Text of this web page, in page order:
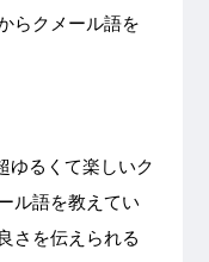
らクメール語を
ゆるくて楽しいク
ル語を教えてい
さを伝えられる